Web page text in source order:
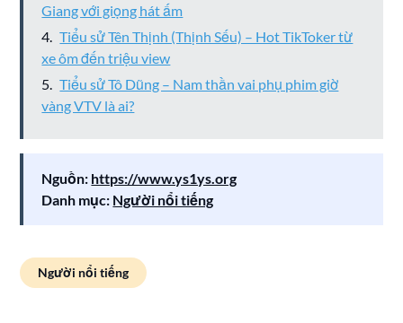
Giang với giọng hát ấm
Tiểu sử Tên Thịnh (Thịnh Sếu) – Hot TikToker từ
xe ôm đến triệu view
Tiểu sử Tô Dũng – Nam thần vai phụ phim giờ
vàng VTV là ai?
Nguồn: https://www.ys1ys.org
Danh mục: Người nổi tiếng
Người nổi tiếng